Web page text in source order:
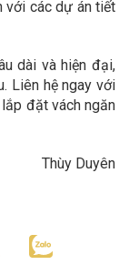
với các dự án tiết
dài và hiện đại,
Liên hệ ngay với
đặt vách ngăn
Thùy Duyên